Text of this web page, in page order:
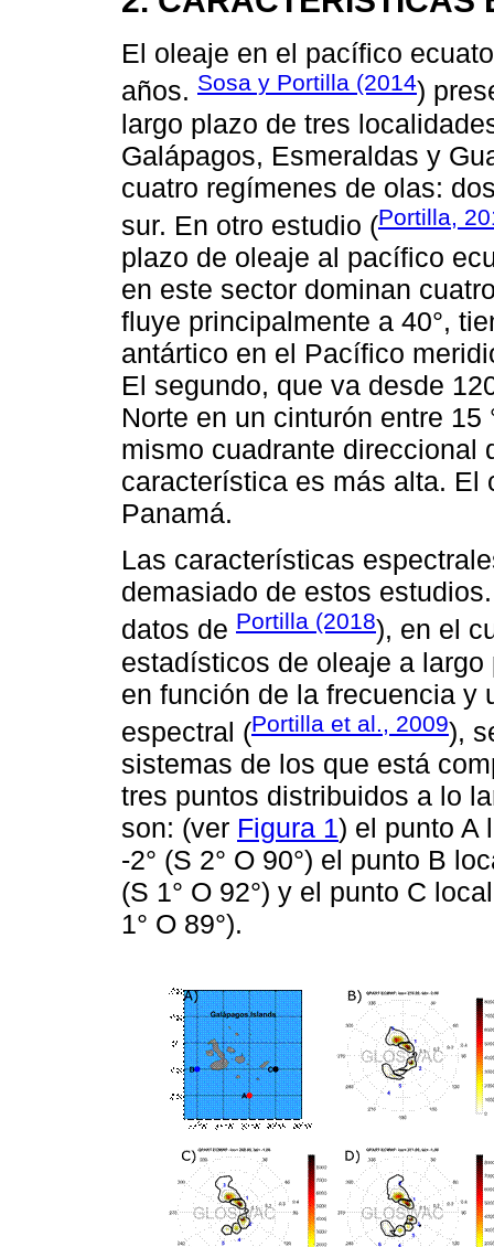
El oleaje en el pacífico
años. Sosa y Portilla (2014)
largo plazo de tres
Galápagos, Esmeraldas y
cuatro regímenes de olas:
sur. En otro estudio (Portilla,
plazo de oleaje al pacífico
en este sector dominan
fluye principalmente a 40°,
antártico en el Pacífico
El segundo, que va desde
Norte en un cinturón entre
mismo cuadrante direccional
característica es más alta. El
Panamá.
Las características
demasiado de estos
datos de Portilla (2018), en el
estadísticos de oleaje a
en función de la frecuencia y
espectral (Portilla et al., 2009),
sistemas de los que está
tres puntos distribuidos a lo
son: (ver Figura 1) el punto A
-2° (S 2° O 90°) el punto B
(S 1° O 92°) y el punto C
1° O 89°).